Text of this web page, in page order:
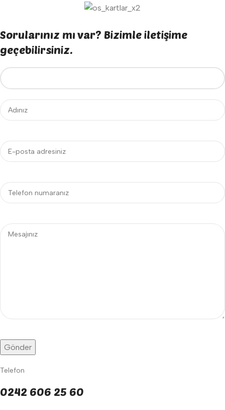
Sorularınız mı var? Bizimle iletişime
geçebilirsiniz.
Telefon
0242 606 25 60